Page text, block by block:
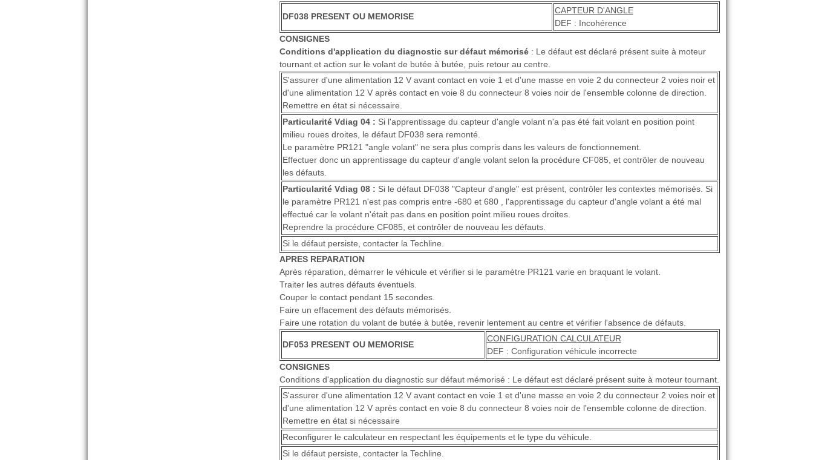
DF038 PRESENT OU MEMORISE
CAPTEUR D'ANGLE
DEF : Incohérence
CONSIGNES
Conditions d'application du diagnostic sur défaut mémorisé: Le défaut est déclaré présent suite à moteur
tournant et action sur le volant de butée à butée, puis retour au centre.
S'assurer d'une alimentation 12 V avant contact en voie 1 et d'une masse en voie 2 du connecteur 2 voies noir et
d'une alimentation 12 V après contact en voie 8 du connecteur 8 voies noir de l'ensemble colonne de direction.
Remettre en état si nécessaire.
Particularité Vdiag 04 : Si l'apprentissage du capteur d'angle volant n'a pas été fait volant en position point
milieu roues droites, le défaut DF038 sera remonté.
Le paramètre PR121 "angle volant" ne sera plus compris dans les valeurs de fonctionnement.
Effectuer donc un apprentissage du capteur d'angle volant selon la procédure CF085, et contrôler de nouveau
les défauts.
Particularité Vdiag 08 : Si le défaut DF038 "Capteur d'angle" est présent, contrôler les contextes mémorisés. Si
le paramètre PR121 n'est pas compris entre -680 et 680 , l'apprentissage du capteur d'angle volant a été mal
effectué car le volant n'était pas dans en position point milieu roues droites.
Reprendre la procédure CF085, et contrôler de nouveau les défauts.
Si le défaut persiste, contacter la Techline.
APRES REPARATION
Après réparation, démarrer le véhicule et vérifier si le paramètre PR121 varie en braquant le volant.
Traiter les autres défauts éventuels.
Couper le contact pendant 15 secondes.
Faire un effacement des défauts mémorisés.
Faire une rotation du volant de butée à butée, revenir lentement au centre et vérifier l'absence de défauts.
DF053 PRESENT OU MEMORISE
CONFIGURATION CALCULATEUR
DEF : Configuration véhicule incorrecte
CONSIGNES
Conditions d'application du diagnostic sur défaut mémorisé : Le défaut est déclaré présent suite à moteur tournant.
S'assurer d'une alimentation 12 V avant contact en voie 1 et d'une masse en voie 2 du connecteur 2 voies noir et
d'une alimentation 12 V après contact en voie 8 du connecteur 8 voies noir de l'ensemble colonne de direction.
Remettre en état si nécessaire
Reconfigurer le calculateur en respectant les équipements et le type du véhicule.
Si le défaut persiste, contacter la Techline.